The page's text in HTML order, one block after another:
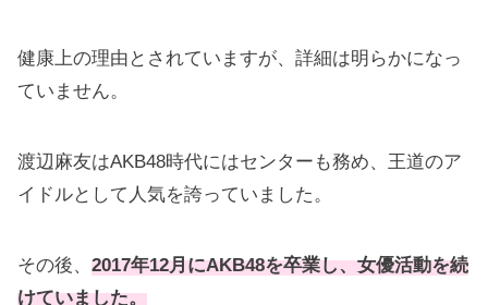
健康上の理由とされていますが、詳細は明らかになっ
ていません。
渡辺麻友はAKB48時代にはセンターも務め、王道のア
イドルとして人気を誇っていました。
その後、2017年12月にAKB48を卒業し、女優活動を続
けていました。